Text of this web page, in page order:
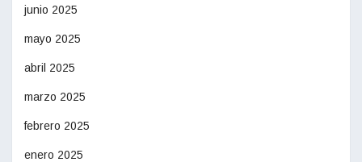
junio 2025
mayo 2025
abril 2025
marzo 2025
febrero 2025
enero 2025